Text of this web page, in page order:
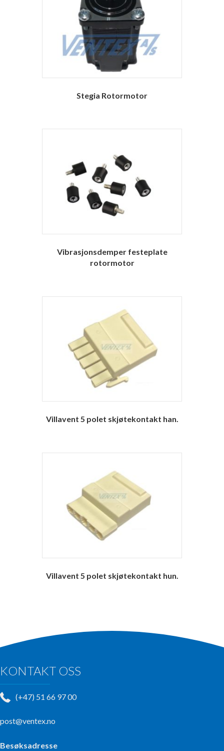
Stegia Rotormotor
Vibrasjonsdemper festeplate
rotormotor
Villavent 5 polet skjøtekontakt han.
Villavent 5 polet skjøtekontakt hun.
KONTAKT OSS
(+47) 51 66 97 00
post@ventex.no
Besøksadresse